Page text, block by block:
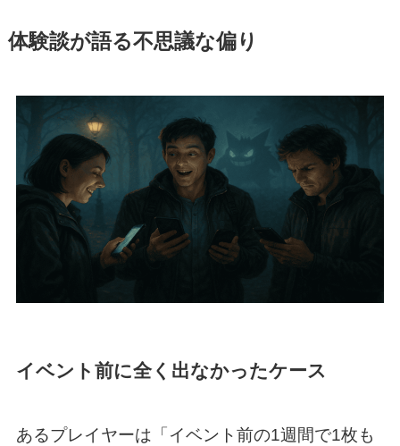
体験談が語る不思議な偏り
イベント前に全く出なかったケース
あるプレイヤーは「イベント前の1週間で1枚も